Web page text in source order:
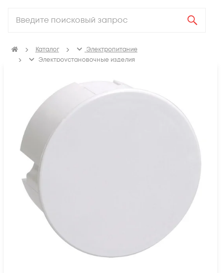
Каталог
Электропитание
Электроустановочные изделия